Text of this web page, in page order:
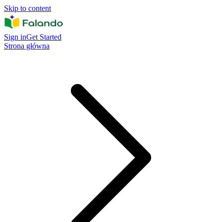
Skip to content
Sign inGet Started
Strona główna